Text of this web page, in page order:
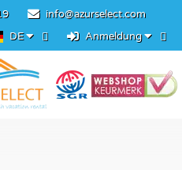
info@azurselect.com
DE
Anmeldung